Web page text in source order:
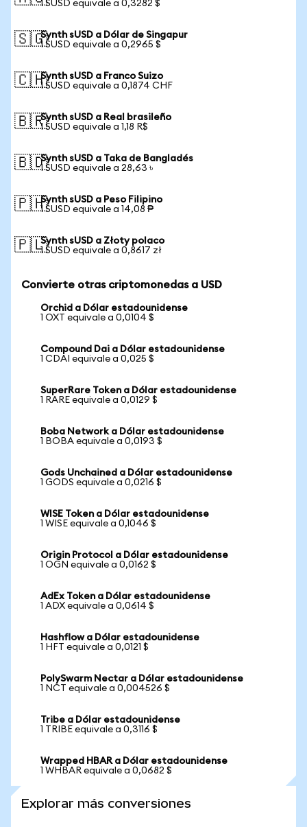
1 SUSD equivale a 0,3282 $
🇸🇬Synth sUSD a Dólar de Singapur
1 SUSD equivale a 0,2965 $
🇨🇭Synth sUSD a Franco Suizo
1 SUSD equivale a 0,1874 CHF
🇧🇷Synth sUSD a Real brasileño
1 SUSD equivale a 1,18 R$
🇧🇩Synth sUSD a Taka de Bangladés
1 SUSD equivale a 28,63 ৳
🇵🇭Synth sUSD a Peso Filipino
1 SUSD equivale a 14,08 ₱
🇵🇱Synth sUSD a Złoty polaco
1 SUSD equivale a 0,8617 zł
Convierte otras criptomonedas a USD
Orchid a Dólar estadounidense
1 OXT equivale a 0,0104 $
Compound Dai a Dólar estadounidense
1 CDAI equivale a 0,025 $
SuperRare Token a Dólar estadounidense
1 RARE equivale a 0,0129 $
Boba Network a Dólar estadounidense
1 BOBA equivale a 0,0193 $
Gods Unchained a Dólar estadounidense
1 GODS equivale a 0,0216 $
WISE Token a Dólar estadounidense
1 WISE equivale a 0,1046 $
Origin Protocol a Dólar estadounidense
1 OGN equivale a 0,0162 $
AdEx Token a Dólar estadounidense
1 ADX equivale a 0,0614 $
Hashflow a Dólar estadounidense
1 HFT equivale a 0,0121 $
PolySwarm Nectar a Dólar estadounidense
1 NCT equivale a 0,004526 $
Tribe a Dólar estadounidense
1 TRIBE equivale a 0,3116 $
Wrapped HBAR a Dólar estadounidense
1 WHBAR equivale a 0,0682 $
Explorar más conversiones